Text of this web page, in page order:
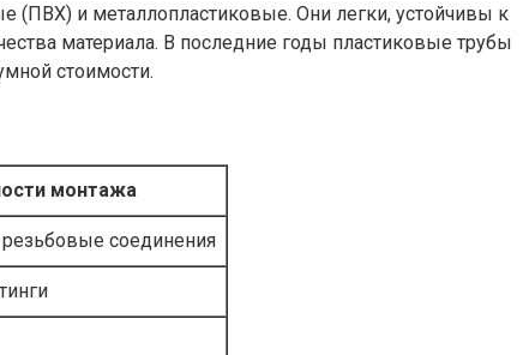
и металлопластиковые. Они легки, устойчивы к
материала. В последние годы пластиковые трубы
стоимости.
монтажа
резьбовые соединения